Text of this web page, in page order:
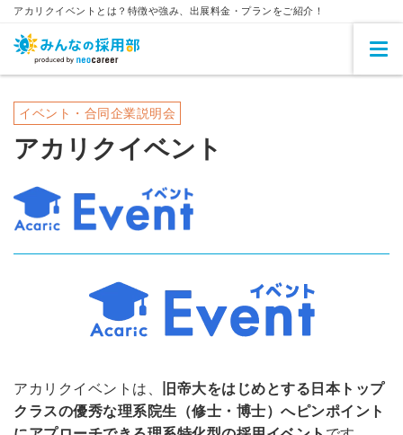
アカリクイベントとは？特徴や強み、出展料金・プランをご紹介！
イベント・合同企業説明会
アカリクイベント
アカリクイベントは、
旧帝大をはじめとする日本トップ
クラスの優秀な理系院生（修士・博士）へピンポイント